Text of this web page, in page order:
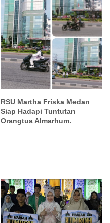
RSU Martha Friska Medan
Siap Hadapi Tuntutan
Orangtua Almarhum.